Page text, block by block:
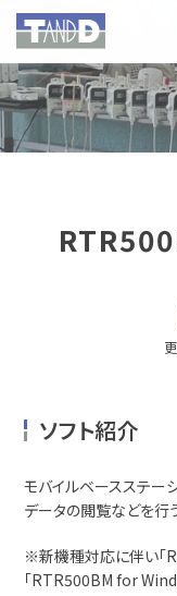
ソフト紹介
モバイルベースステー
データの閲覧などを行
※新機種対応に伴い「
「RTR500BM for